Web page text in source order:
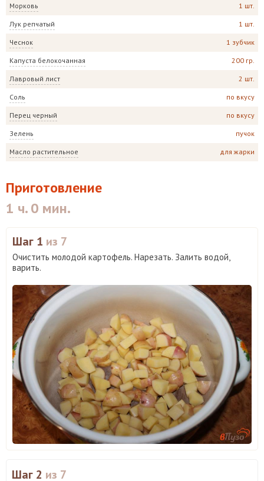
Морковь 1 шт.
Лук репчатый 1 шт.
Чеснок 1 зубчик
Капуста белокочанная 200 гр.
Лавровый лист 2 шт.
Соль по вкусу
Перец черный по вкусу
Зелень пучок
Масло растительное для жарки
Приготовление
1 ч. 0 мин.
Шаг 1 из 7
Очистить молодой картофель. Нарезать. Залить водой,
варить.
Шаг 2 из 7